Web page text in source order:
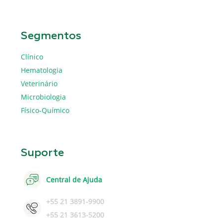
Segmentos
Clínico
Hematologia
Veterinário
Microbiologia
Físico-Químico
Suporte
Central de Ajuda
+55 21 3891-9900
+55 21 3613-5200